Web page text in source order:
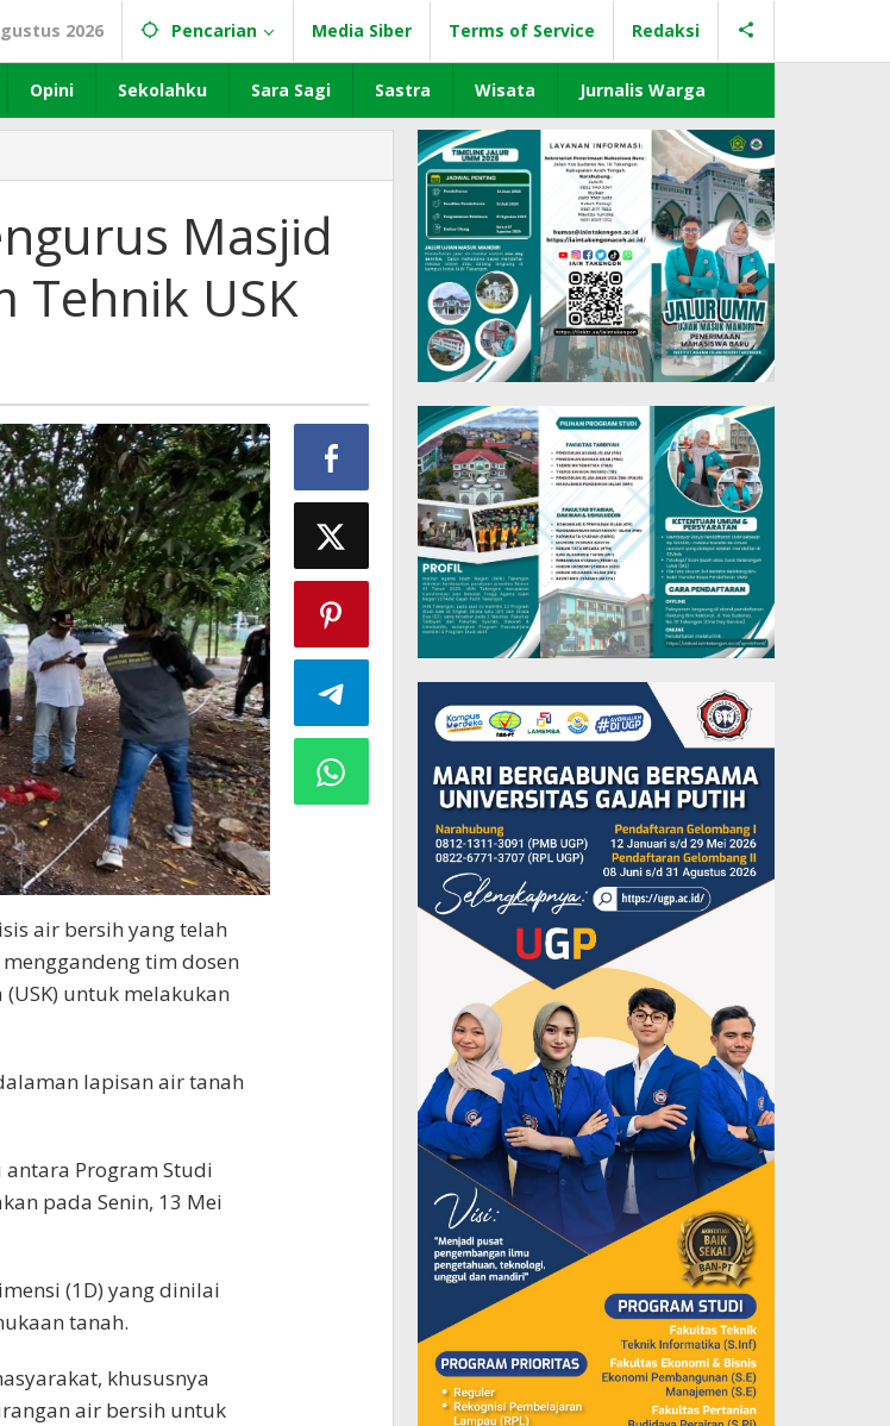
2026 Pencarian Media Siber Terms of Service Redaksi
Opini Sekolahku Sara Sagi Sastra Wisata Jurnalis Warga
Masjid
Tehnik USK
air bersih yang telah
tim dosen
untuk melakukan
lapisan air tanah
Program Studi
pada Senin, 13 Mei
(1D) yang dinilai
tanah.
khususnya
air bersih untuk